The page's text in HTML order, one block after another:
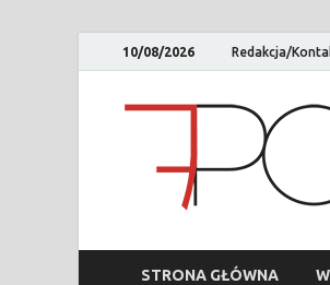
10/08/2026 Redakcja/
STRONA GŁÓWNA